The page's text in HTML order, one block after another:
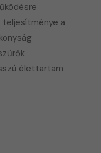
a
élettartam